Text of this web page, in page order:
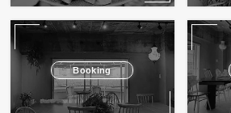
Booking